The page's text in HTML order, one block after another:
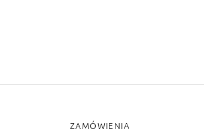
ZAMÓWIENIA